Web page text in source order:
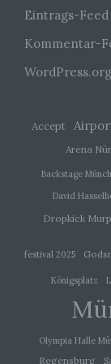
Eintrags-Feed
Kommentar-
WordPress.org
Accept
Arena
Backstage
David
Dropkick
festival 2025
Königsplatz
Olympia Halle
Regensburg
Person
um
f)
welche
mehr
werden
die
Person